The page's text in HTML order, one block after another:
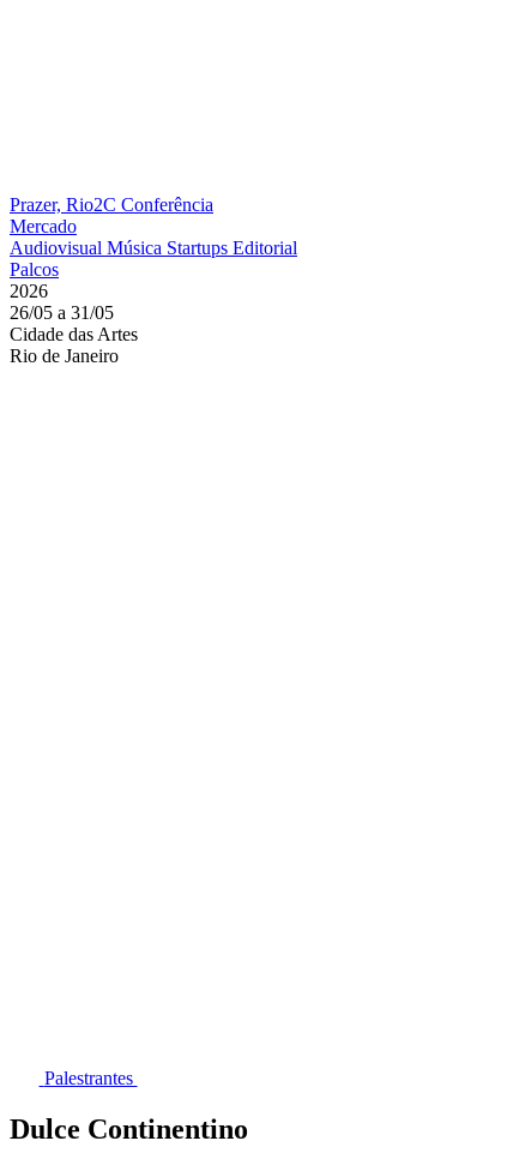
Prazer, Rio2C Conferência
Mercado
Audiovisual Música Startups Editorial
Palcos
2026
26/05 a 31/05
Cidade das Artes
Rio de Janeiro
Palestrantes
Dulce Continentino